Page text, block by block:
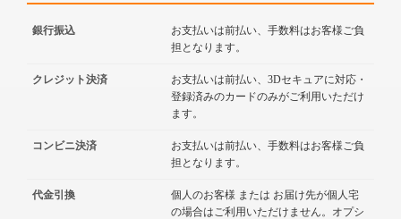
銀行振込
お支払いは前払い、手数料はお客様ご負
担となります。
クレジット決済
お支払いは前払い、3Dセキュアに対応・
登録済みのカードのみがご利用いただけ
ます。
コンビニ決済
お支払いは前払い、手数料はお客様ご負
担となります。
代金引換
個人のお客様 または お届け先が個人宅
の場合はご利用いただけません。オプシ